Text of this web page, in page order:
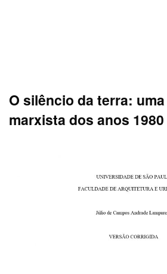
O silêncio da terra:
marxista dos anos 1980